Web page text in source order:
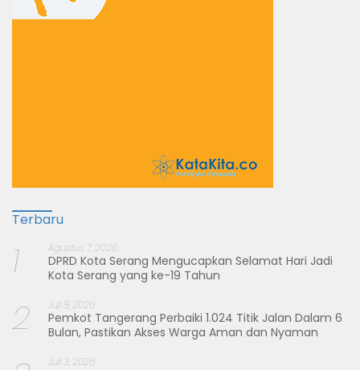
Terbaru
1 Agustus 7, 2026
DPRD Kota Serang Mengucapkan Selamat Hari Jadi
Kota Serang yang ke-19 Tahun
2 Juli 8, 2026
Pemkot Tangerang Perbaiki 1.024 Titik Jalan Dalam 6
Bulan, Pastikan Akses Warga Aman dan Nyaman
Juli 3, 2026